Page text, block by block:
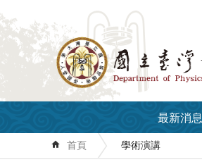
跳到主要內容區塊
最新消息
首頁 學術演講